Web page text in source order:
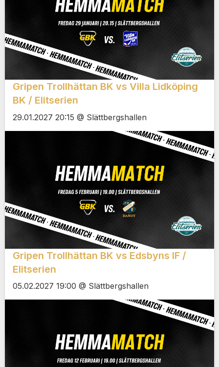
Gripen Trollhättan BK vs Villa Lidköping
BK / Elitserien
29.01.2027 20:15 @ Slättbergshallen
Gripen Trollhättan BK vs Edsbyns IF /
Elitserien
05.02.2027 19:00 @ Slättbergshallen